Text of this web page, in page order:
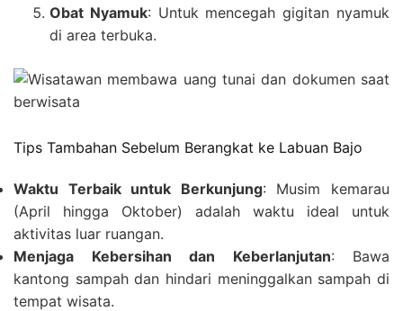
Obat Nyamuk: Untuk mencegah gigitan nyamuk
di area terbuka.
Tips Tambahan Sebelum Berangkat ke Labuan Bajo
Waktu Terbaik untuk Berkunjung: Musim kemarau
(April hingga Oktober) adalah waktu ideal untuk
aktivitas luar ruangan.
Menjaga Kebersihan dan Keberlanjutan: Bawa
kantong sampah dan hindari meninggalkan sampah di
tempat wisata.